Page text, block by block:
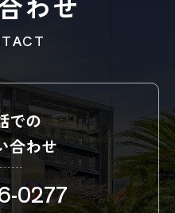
での
合わせ
0277